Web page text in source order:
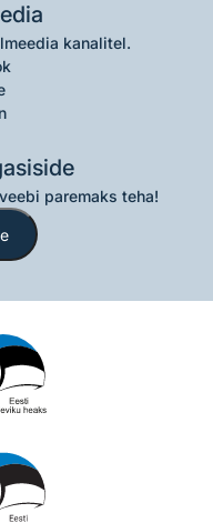
kanalitel.
paremaks teha!